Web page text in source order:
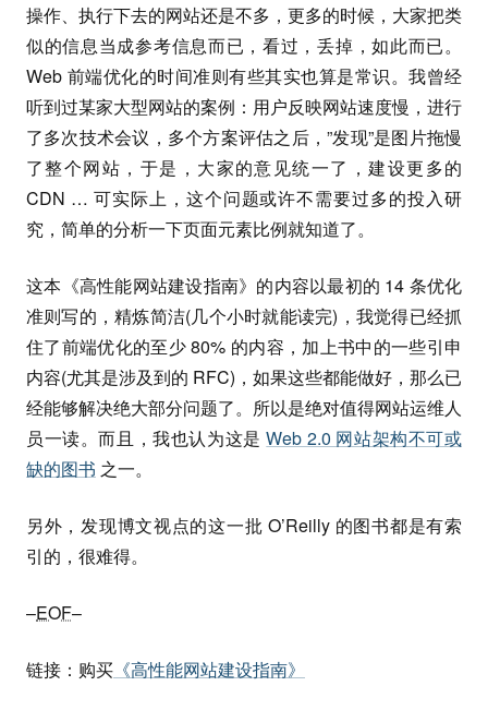
操作、执行下去的网站还是不多，更多的时候，大家把类
似的信息当成参考信息而已，看过，丢掉，如此而已。
Web 前端优化的时间准则有些其实也算是常识。我曾经
听到过某家大型网站的案例：用户反映网站速度慢，进行
了多次技术会议，多个方案评估之后，”发现”是图片拖慢
了整个网站，于是，大家的意见统一了，建设更多的
CDN … 可实际上，这个问题或许不需要过多的投入研
究，简单的分析一下页面元素比例就知道了。
这本《高性能网站建设指南》的内容以最初的 14 条优化
准则写的，精炼简洁(几个小时就能读完)，我觉得已经抓
住了前端优化的至少 80% 的内容，加上书中的一些引申
内容(尤其是涉及到的 RFC)，如果这些都能做好，那么已
经能够解决绝大部分问题了。所以是绝对值得网站运维人
员一读。而且，我也认为这是Web 2.0 网站架构不可或
缺的图书 之一。
另外，发现博文视点的这一批 O’Reilly 的图书都是有索
引的，很难得。
–EOF–
链接：购买 《高性能网站建设指南》